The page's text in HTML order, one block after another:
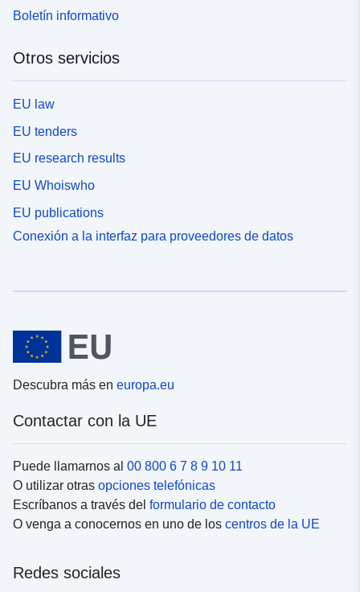
Boletín informativo
Otros servicios
EU law
EU tenders
EU research results
EU Whoiswho
EU publications
Conexión a la interfaz para proveedores de datos
Descubra más en europa.eu
Contactar con la UE
Puede llamarnos al 00 800 6 7 8 9 10 11
O utilizar otras opciones telefónicas
Escríbanos a través del formulario de contacto
O venga a conocernos en uno de los centros de la UE
Redes sociales